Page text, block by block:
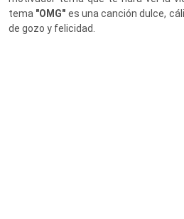
tema "OMG" es una canción dulce,
de gozo y felicidad.